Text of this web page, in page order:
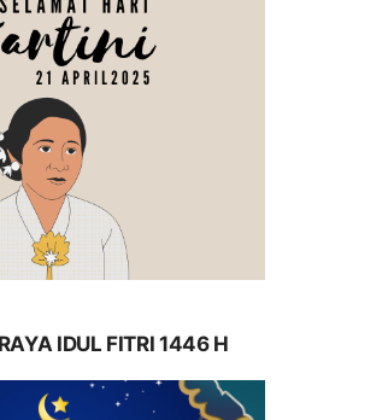
IDUL FITRI 1446 H